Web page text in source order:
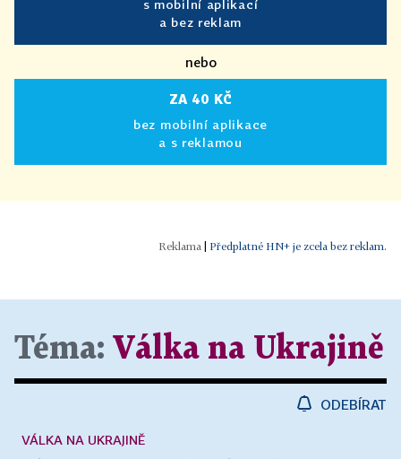
s mobilní aplikací
a bez reklam
nebo
ZA 40 KČ
bez mobilní aplikace
a s reklamou
Předplatné HN+ je zcela bez reklam.
Téma: Válka na Ukrajině
ODEBÍRAT
VÁLKA NA UKRAJINĚ